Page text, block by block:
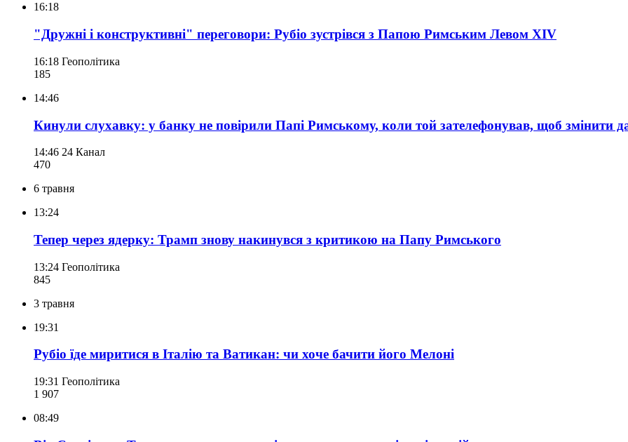
16:18
"Дружні і конструктивні" переговори: Рубіо зустрівся з Папою Римським Левом XIV
16:18 Геополітика
185
14:46
Кинули слухавку: у банку не повірили Папі Римському, коли той зателефонував, щоб змінити
14:46 24 Канал
470
6 травня
13:24
Тепер через ядерку: Трамп знову накинувся з критикою на Папу Римського
13:24 Геополітика
845
3 травня
19:31
Рубіо їде миритися в Італію та Ватикан: чи хоче бачити його Мелоні
19:31 Геополітика
1 907
08:49